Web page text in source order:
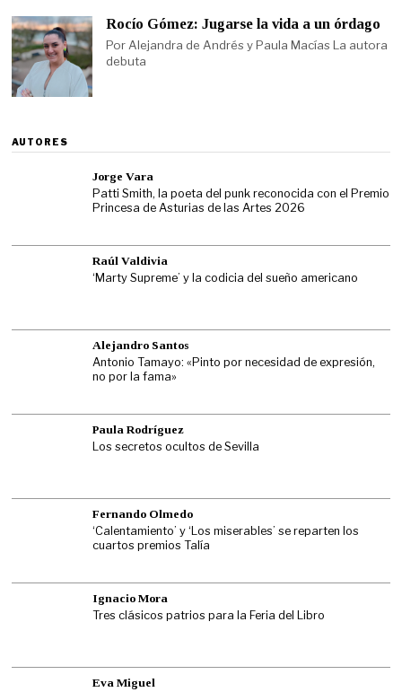
Rocío Gómez: Jugarse la vida a un órdago
Por Alejandra de Andrés y Paula Macías La autora
debuta
AUTORES
Jorge Vara
Patti Smith, la poeta del punk reconocida con el Premio
Princesa de Asturias de las Artes 2026
Raúl Valdivia
‘Marty Supreme’ y la codicia del sueño americano
Alejandro Santos
Antonio Tamayo: «Pinto por necesidad de expresión,
no por la fama»
Paula Rodríguez
Los secretos ocultos de Sevilla
Fernando Olmedo
‘Calentamiento’ y ‘Los miserables’ se reparten los
cuartos premios Talía
Ignacio Mora
Tres clásicos patrios para la Feria del Libro
Eva Miguel